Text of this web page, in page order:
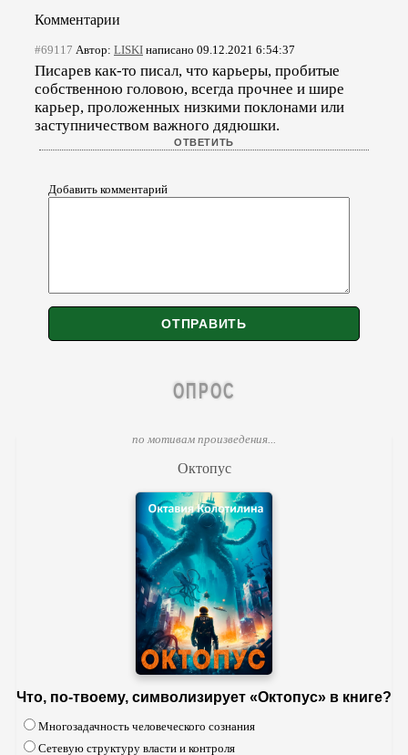
Комментарии
#69117 Автор: LISKI написано 09.12.2021 6:54:37
Писарев как-то писал, что карьеры, пробитые
собственною головою, всегда прочнее и шире
карьер, проложенных низкими поклонами или
заступничеством важного дядюшки.
Добавить комментарий
ОПРОС
по мотивам произведения...
Октопус
Что, по-твоему, символизирует «Октопус» в книге?
Многозадачность человеческого сознания
Сетевую структуру власти и контроля